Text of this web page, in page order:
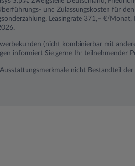
und Zulassungskosten für
Leasingrate 371,– €/Monat,
(nicht kombinierbar mit
informiert Sie gerne Ihr teilnehmender
nicht Bestandteil